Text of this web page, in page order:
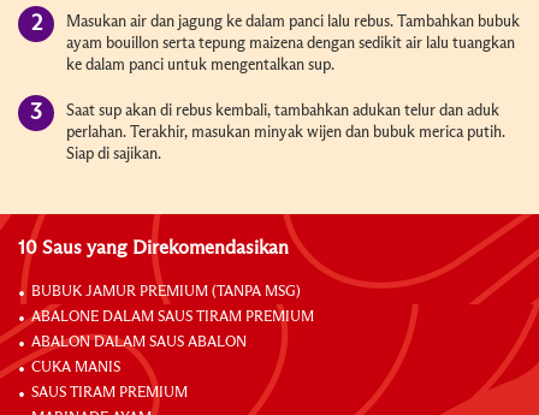
Masukan air dan jagung ke dalam panci lalu rebus. Tambahkan bubuk
ayam bouillon serta tepung maizena dengan sedikit air lalu tuangkan
ke dalam panci untuk mengentalkan sup.
Saat sup akan di rebus kembali, tambahkan adukan telur dan aduk
perlahan. Terakhir, masukan minyak wijen dan bubuk merica putih.
Siap di sajikan.
10 Saus yang Direkomendasikan
BUBUK JAMUR PREMIUM (TANPA MSG)
ABALONE DALAM SAUS TIRAM PREMIUM
ABALON DALAM SAUS ABALON
CUKA MANIS
SAUS TIRAM PREMIUM